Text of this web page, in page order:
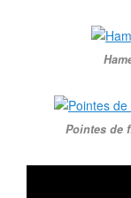
Pointes de